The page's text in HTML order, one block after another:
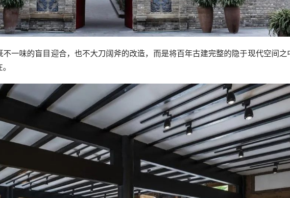
一味的盲目迎合，也不大刀阔斧的改造，而是将百年古建完整的隐于现代空间之